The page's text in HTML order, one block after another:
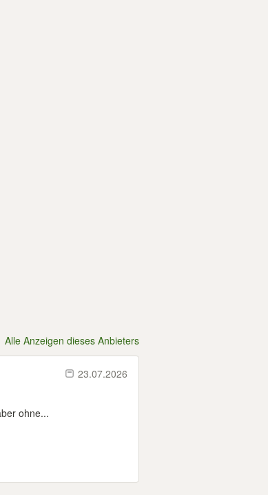
Alle Anzeigen dieses Anbieters
23.07.2026
ohne...